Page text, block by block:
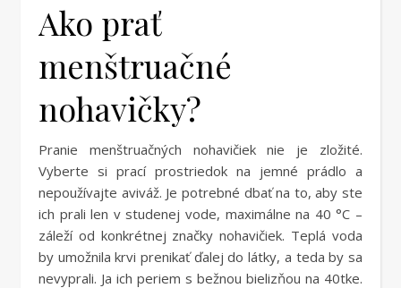
Ako prať
menštruačné
nohavičky?
Pranie menštruačných nohavičiek nie je zložité.
Vyberte si prací prostriedok na jemné prádlo a
nepoužívajte aviváž. Je potrebné dbať na to, aby ste
ich prali len v studenej vode, maximálne na 40 °C –
záleží od konkrétnej značky nohavičiek. Teplá voda
by umožnila krvi prenikať ďalej do látky, a teda by sa
nevyprali. Ja ich periem s bežnou bielizňou na 40tke.